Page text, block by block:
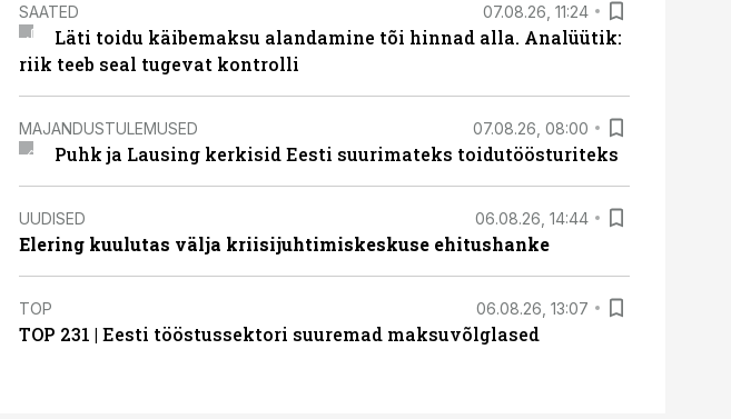
SAATED 07.08.26, 11:24
Läti toidu käibemaksu alandamine tõi hinnad alla. Analüütik:
riik teeb seal tugevat kontrolli
MAJANDUSTULEMUSED 07.08.26, 08:00
Puhk ja Lausing kerkisid Eesti suurimateks toidutöösturiteks
UUDISED 06.08.26, 14:44
Elering kuulutas välja kriisijuhtimiskeskuse ehitushanke
TOP 06.08.26, 13:07
TOP 231 | Eesti tööstussektori suuremad maksuvõlglased